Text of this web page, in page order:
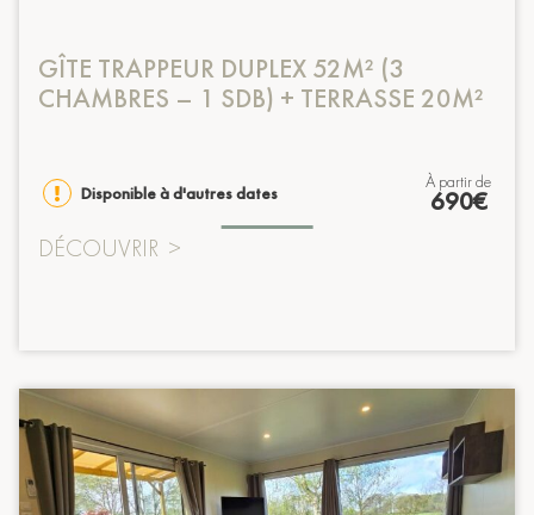
GÎTE TRAPPEUR DUPLEX 52M² (3
CHAMBRES – 1 SDB) + TERRASSE 20M²
Disponible à d'autres dates
à partir de
690€
DÉCOUVRIR >